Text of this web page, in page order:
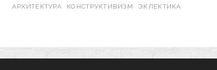
АРХИТЕКТУРА
КОНСТРУКТИВИЗМ ЭКЛЕКТИКА